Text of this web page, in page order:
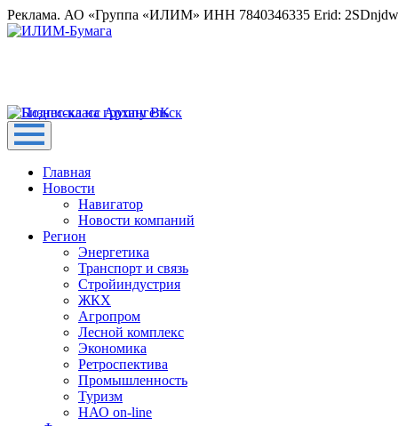
Реклама. АО «Группа «ИЛИМ» ИНН 7840346335 Erid:
Главная
Новости
Навигатор
Новости компаний
Регион
Энергетика
Транспорт и связь
Стройиндустрия
ЖКХ
Агропром
Лесной комплекс
Экономика
Ретроспектива
Промышленность
Туризм
НАО on-line